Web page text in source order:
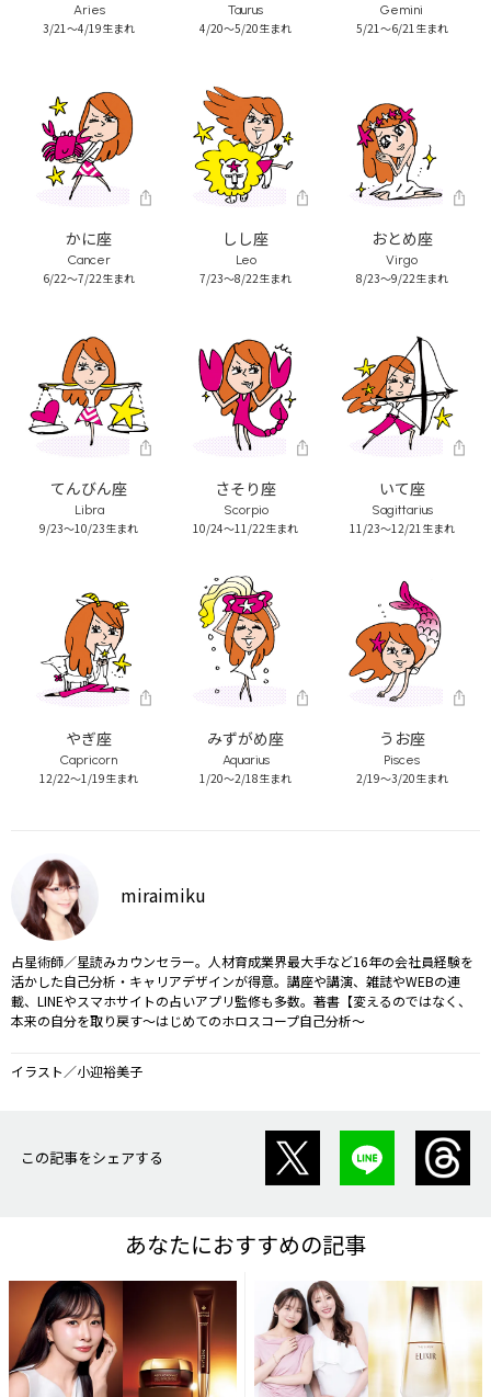
Aries
3/21～4/19生まれ
Taurus
4/20～5/20生まれ
Gemini
5/21～6/21生まれ
かに座
Cancer
6/22～7/22生まれ
しし座
Leo
7/23～8/22生まれ
おとめ座
Virgo
8/23～9/22生まれ
てんびん座
Libra
9/23～10/23生まれ
さそり座
Scorpio
10/24～11/22生まれ
いて座
Sagittarius
11/23～12/21生まれ
やぎ座
Capricorn
12/22～1/19生まれ
みずがめ座
Aquarius
1/20～2/18生まれ
うお座
Pisces
2/19～3/20生まれ
miraimiku
占星術師／星読みカウンセラー。人材育成業界最大手など16年の会社員経験を
活かした自己分析・キャリアデザインが得意。講座や講演、雑誌やWEBの連
載、LINEやスマホサイトの占いアプリ監修も多数。著書【変えるのではなく、
本来の自分を取り戻す～はじめてのホロスコープ自己分析～
イラスト／小迎裕美子
この記事をシェアする
あなたにおすすめの記事